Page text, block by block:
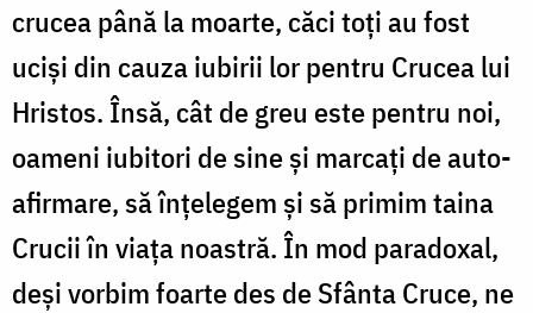
crucea până la moarte, căci toți au fost
uciși din cauza iubirii lor pentru Crucea lui
Hristos. Însă, cât de greu este pentru noi,
oameni iubitori de sine și marcați de auto-
afirmare, să înțelegem și să primim taina
Crucii în viața noastră. În mod paradoxal,
deși vorbim foarte des de Sfânta Cruce, ne